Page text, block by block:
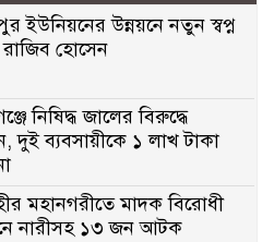
ইউনিয়নের উন্নয়নে নতুন স্বপ্ন
হোসেন
নিষিদ্ধ জালের বিরুদ্ধে
দুই ব্যবসায়ীকে ১ লাখ টাকা
মহানগরীতে মাদক বিরোধী
নারীসহ ১৩ জন আটক